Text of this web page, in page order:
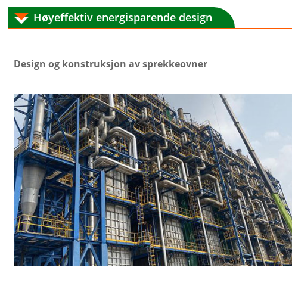
Høyeffektiv energisparende design
Design og konstruksjon av sprekkeovner